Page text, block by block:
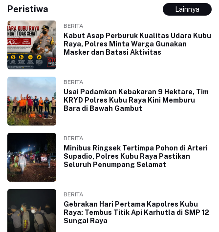
Peristiwa Lainnya
BERITA
Kabut Asap Perburuk Kualitas Udara Kubu
Raya, Polres Minta Warga Gunakan
Masker dan Batasi Aktivitas
BERITA
Usai Padamkan Kebakaran 9 Hektare, Tim
KRYD Polres Kubu Raya Kini Memburu
Bara di Bawah Gambut
BERITA
Minibus Ringsek Tertimpa Pohon di Arteri
Supadio, Polres Kubu Raya Pastikan
Seluruh Penumpang Selamat
BERITA
Gebrakan Hari Pertama Kapolres Kubu
Raya: Tembus Titik Api Karhutla di SMP 12
Sungai Raya